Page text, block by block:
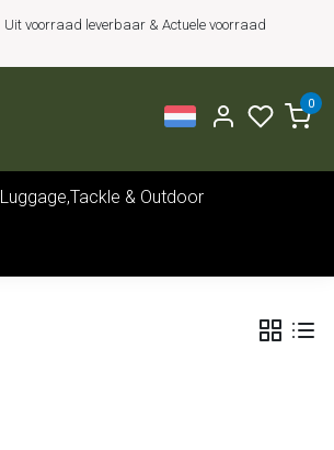
Uit voorraad leverbaar & Actuele voorraad
0
Luggage,Tackle & Outdoor